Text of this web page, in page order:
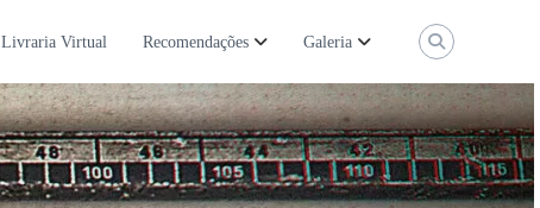
Livraria Virtual Recomendações Galeria